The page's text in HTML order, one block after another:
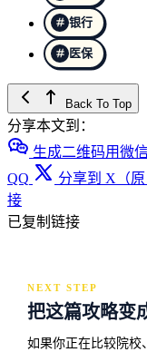
银行
医保
Back To Top
分享本文到：
生成二维码用微
QQ
分享到 X（原
接
已复制链接
NEXT STEP
把这篇攻略变
如果你正在比较院校